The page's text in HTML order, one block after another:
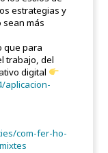
estrategias y
sean más
que para
trabajo, del
digital
com-fer-ho-